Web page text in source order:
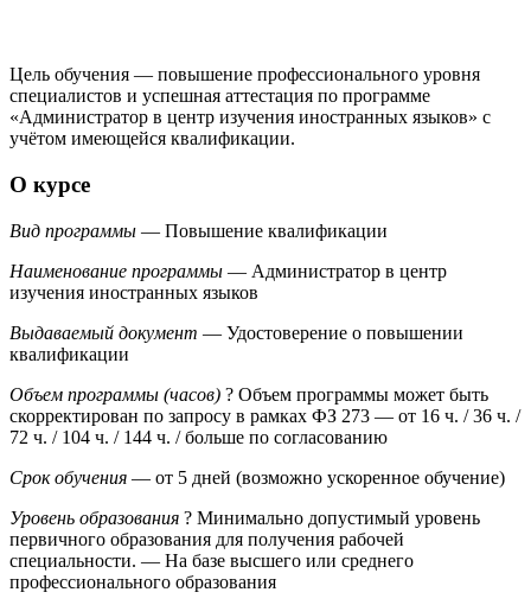
Цель обучения — повышение профессионального уровня
специалистов и успешная аттестация по программе
«Администратор в центр изучения иностранных языков» с
учётом имеющейся квалификации.
О курсе
Вид программы — Повышение квалификации
Наименование программы — Администратор в центр
изучения иностранных языков
Выдаваемый документ — Удостоверение о повышении
квалификации
Объем программы (часов) ? Объем программы может быть
скорректирован по запросу в рамках ФЗ 273 — от 16 ч. / 36 ч. /
72 ч. / 104 ч. / 144 ч. / больше по согласованию
Срок обучения — от 5 дней (возможно ускоренное обучение)
Уровень образования ? Минимально допустимый уровень
первичного образования для получения рабочей
специальности. — На базе высшего или среднего
профессионального образования